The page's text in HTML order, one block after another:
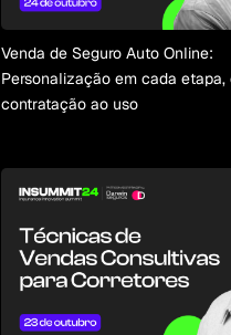
Venda de Seguro Auto Online:
Personalização em cada etapa,
contratação ao uso